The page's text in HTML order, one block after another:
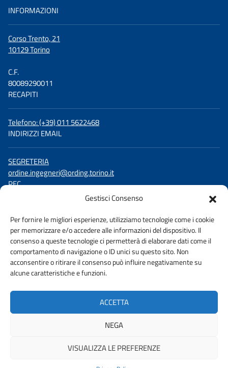
Gestisci Consenso
Per fornire le migliori esperienze, utilizziamo tecnologie come i cookie
per memorizzare e/o accedere alle informazioni del dispositivo. Il
consenso a queste tecnologie ci permetterà di elaborare dati come il
comportamento di navigazione o ID unici su questo sito. Non
acconsentire o ritirare il consenso può influire negativamente su
alcune caratteristiche e funzioni.
ACCETTA
NEGA
VISUALIZZA LE PREFERENZE
INFORMAZIONI
Corso Trento, 21
10129 Torino
C.F.
80089290011
RECAPITI
Telefono: (+39) 011 5622468
INDIRIZZI EMAIL
SEGRETERIA
ordine.ingegneri@ording.torino.it
PEC
ordine.torino@ingpec.eu
Facebook
LinkedIn
YouTube
AMMINISTRAZIONE TRASPARENTE